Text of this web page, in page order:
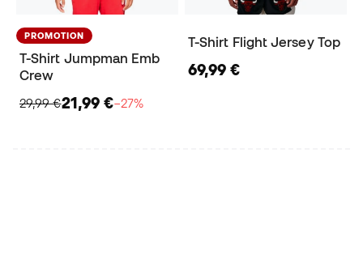
PROMOTION
T-Shirt Jumpman Emb
Crew
29,99 €21,99 €−27%
T-Shirt Flight Jersey Top
69,99 €